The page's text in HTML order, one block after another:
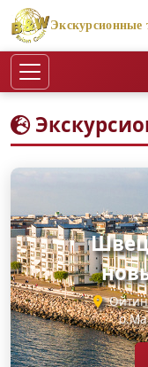
Экскурсионные
Ойтин